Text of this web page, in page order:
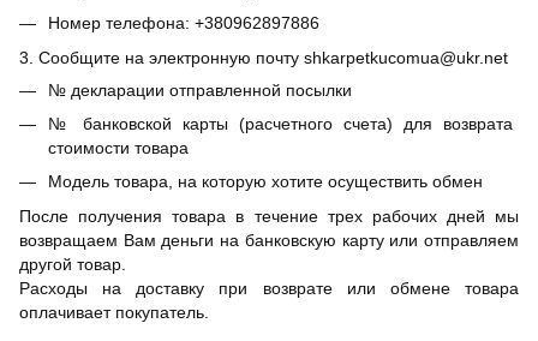
Номер телефона: +380962897886
3. Сообщите на электронную почту shkarpetkucomua@ukr.net
№ декларации отправленной посылки
№ банковской карты (расчетного счета) для возврата
стоимости товара
Модель товара, на которую хотите осуществить обмен
После получения товара в течение трех рабочих дней мы
возвращаем Вам деньги на банковскую карту или отправляем
другой товар.
Расходы на доставку при возврате или обмене товара
оплачивает покупатель.